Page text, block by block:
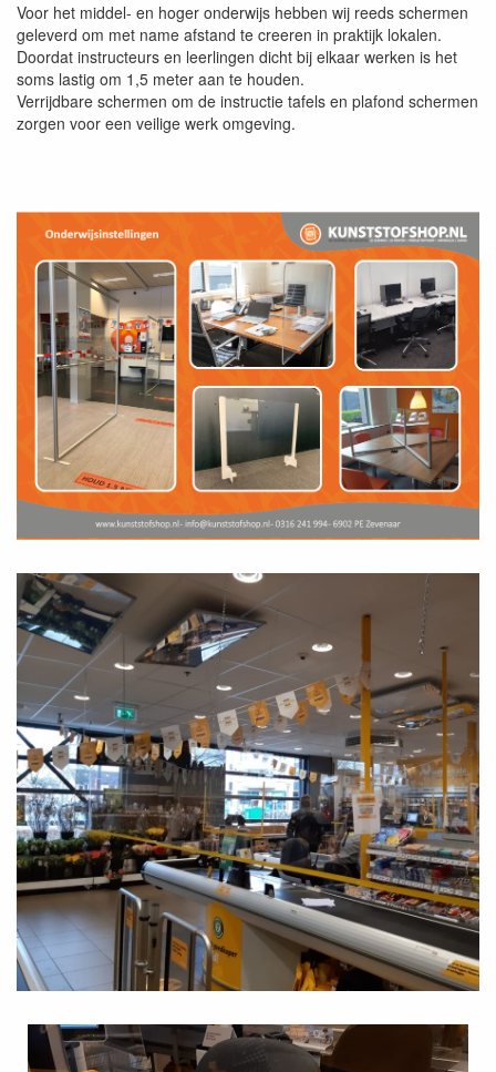
Voor het middel- en hoger onderwijs hebben wij reeds schermen
geleverd om met name afstand te creeren in praktijk lokalen.
Doordat instructeurs en leerlingen dicht bij elkaar werken is het
soms lastig om 1,5 meter aan te houden.
Verrijdbare schermen om de instructie tafels en plafond schermen
zorgen voor een veilige werk omgeving.